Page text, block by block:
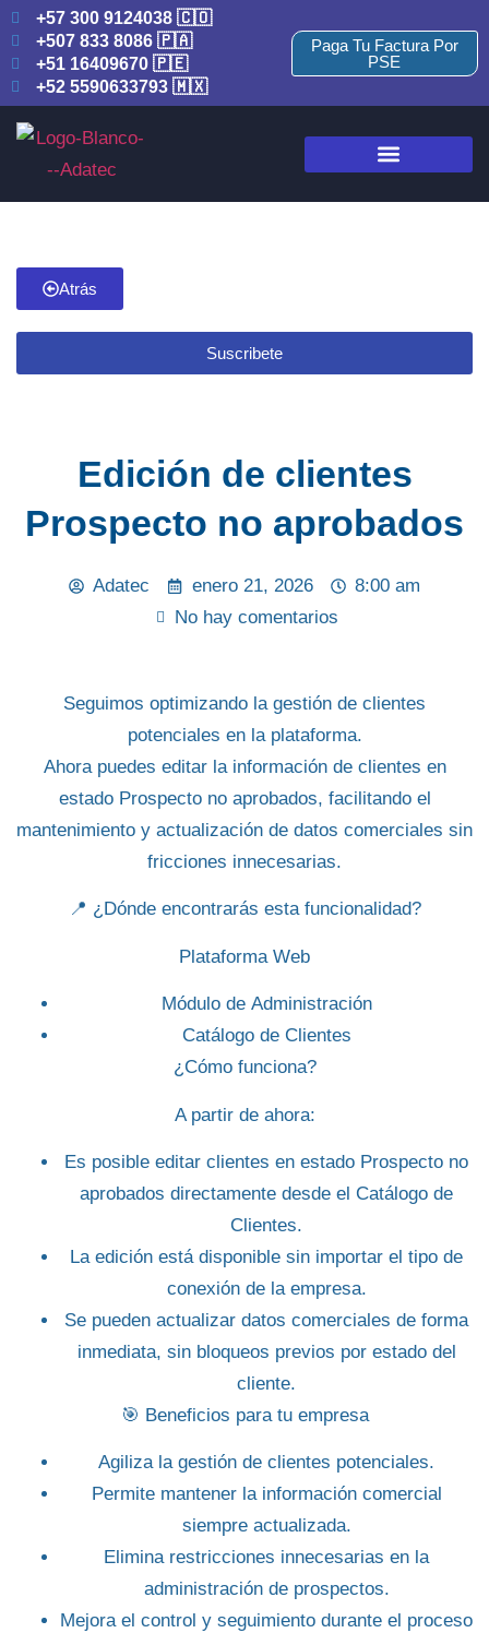
+57 300 9124038 🇨🇴
+507 833 8086 🇵🇦
+51 16409670 🇵🇪
+52 5590633793 🇲🇽
Paga Tu Factura Por
PSE
Atrás
Suscribete
Edición de clientes
Prospecto no aprobados
Adatec enero 21, 2026
8:00 am
No hay comentarios
Seguimos optimizando la gestión de clientes
potenciales en la plataforma.
Ahora puedes editar la información de clientes en
estado Prospecto no aprobados, facilitando el
mantenimiento y actualización de datos comerciales sin
fricciones innecesarias.
📍 ¿Dónde encontrarás esta funcionalidad?
Plataforma Web
Módulo de Administración
Catálogo de Clientes
¿Cómo funciona?
A partir de ahora:
Es posible editar clientes en estado Prospecto no
aprobados directamente desde el Catálogo de
Clientes.
La edición está disponible sin importar el tipo de
conexión de la empresa.
Se pueden actualizar datos comerciales de forma
inmediata, sin bloqueos previos por estado del
cliente.
🎯 Beneficios para tu empresa
Agiliza la gestión de clientes potenciales.
Permite mantener la información comercial
siempre actualizada.
Elimina restricciones innecesarias en la
administración de prospectos.
Mejora el control y seguimiento durante el proceso